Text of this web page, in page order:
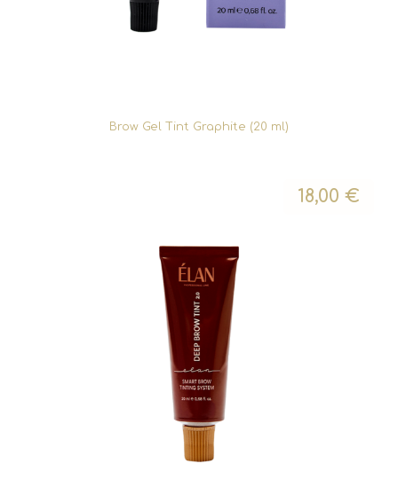
Brow Gel Tint Graphite (20 ml)
18,00 €